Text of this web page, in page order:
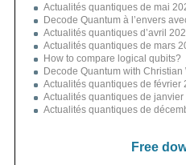
Actualités quantiques de mai
Decode Quantum à l’envers
Actualités quantiques d’avril
Actualités quantiques de mars
How to compare logical qubits?
Decode Quantum with
Actualités quantiques de février
Actualités quantiques de janvier
Actualités quantiques de
Free